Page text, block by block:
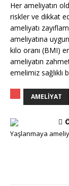
Her ameliyatın
riskler ve dikkat
ameliyatı
ameliyatına
kilo oranı (BMI)
ameliyatın
emelimiz sağlıklı
AMELIYAT
Yaşlanmaya